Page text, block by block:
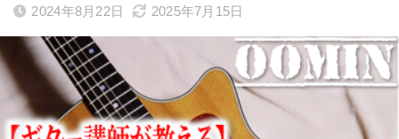
2024年8月22日 2025年7月15日